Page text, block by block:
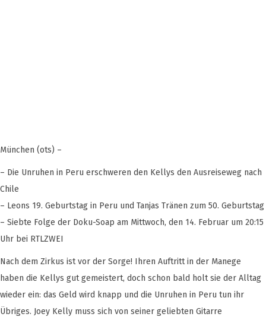
München (ots) –
– Die Unruhen in Peru erschweren den Kellys den Ausreiseweg nach
Chile
– Leons 19. Geburtstag in Peru und Tanjas Tränen zum 50. Geburtstag
– Siebte Folge der Doku-Soap am Mittwoch, den 14. Februar um 20:15
Uhr bei RTLZWEI
Nach dem Zirkus ist vor der Sorge! Ihren Auftritt in der Manege
haben die Kellys gut gemeistert, doch schon bald holt sie der Alltag
wieder ein: das Geld wird knapp und die Unruhen in Peru tun ihr
Übriges. Joey Kelly muss sich von seiner geliebten Gitarre